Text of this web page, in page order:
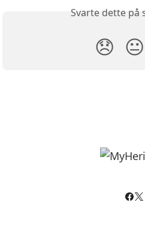
Svarte dette på
😞 😐